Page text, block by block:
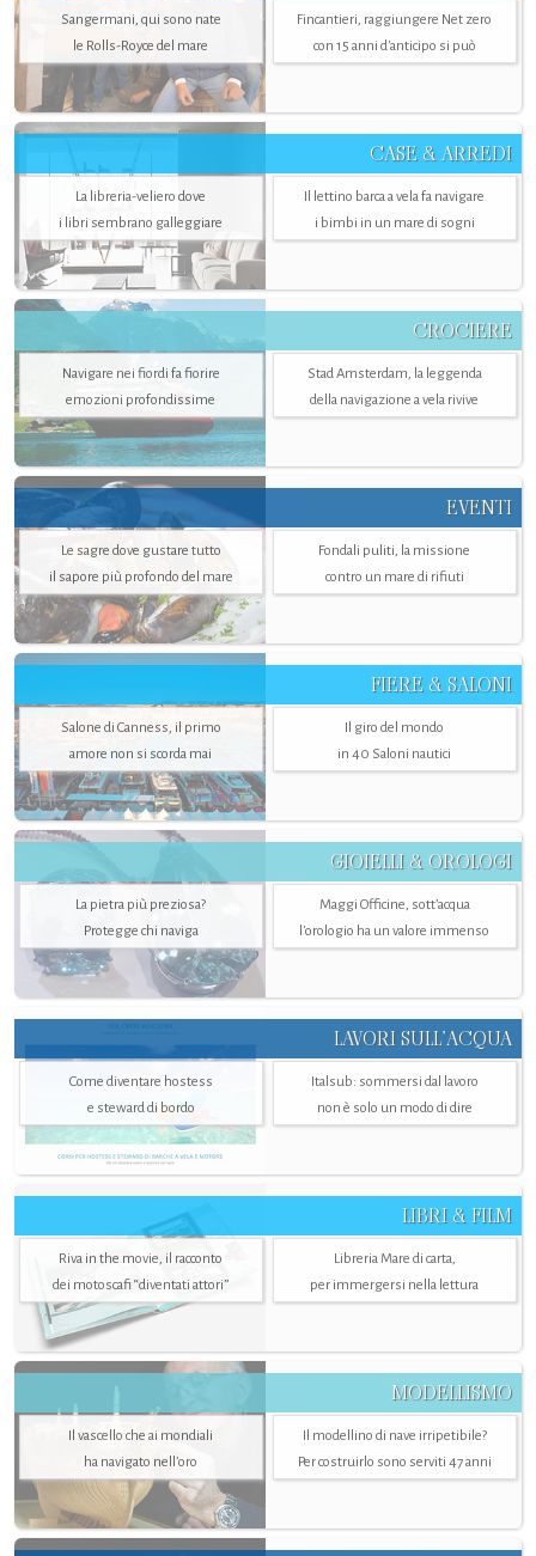
Sangermani, qui sono nate
le Rolls-Royce del mare
Fincantieri, raggiungere Net zero
con 15 anni d'anticipo si può
CASE & ARREDI
La libreria-veliero dove
i libri sembrano galleggiare
Il lettino barca a vela fa navigare
i bimbi in un mare di sogni
CROCIERE
Navigare nei fiordi fa fiorire
emozioni profondissime
Stad Amsterdam, la leggenda
della navigazione a vela rivive
EVENTI
Le sagre dove gustare tutto
il sapore più profondo del mare
Fondali puliti, la missione
contro un mare di rifiuti
FIERE & SALONI
Salone di Canness, il primo
amore non si scorda mai
Il giro del mondo
in 40 Saloni nautici
GIOIELLI & OROLOGI
La pietra più preziosa?
Protegge chi naviga
Maggi Officine, sott’acqua
l'orologio ha un valore immenso
LAVORI SULL’ACQUA
Come diventare hostess
e steward di bordo
Italsub: sommersi dal lavoro
non è solo un modo di dire
LIBRI & FILM
Riva in the movie, il racconto
dei motoscafi “diventati attori”
Libreria Mare di carta,
per immergersi nella lettura
MODELLISMO
Il vascello che ai mondiali
ha navigato nell’oro
Il modellino di nave irripetibile?
Per costruirlo sono serviti 47 anni